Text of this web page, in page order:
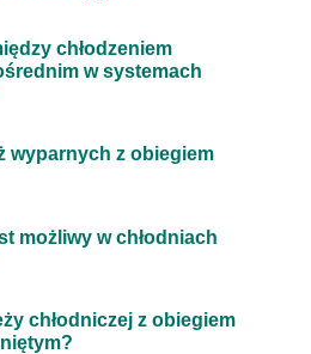
chłodzeniem
w systemach
wyparnych z obiegiem
możliwy w chłodniach
chłodniczej z obiegiem